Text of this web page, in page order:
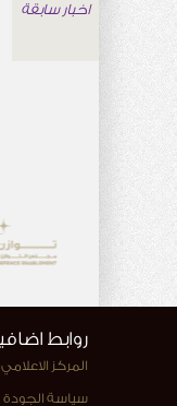
اخبار سابقة
روابط
المركز الاعلامي
سياسة الجودة